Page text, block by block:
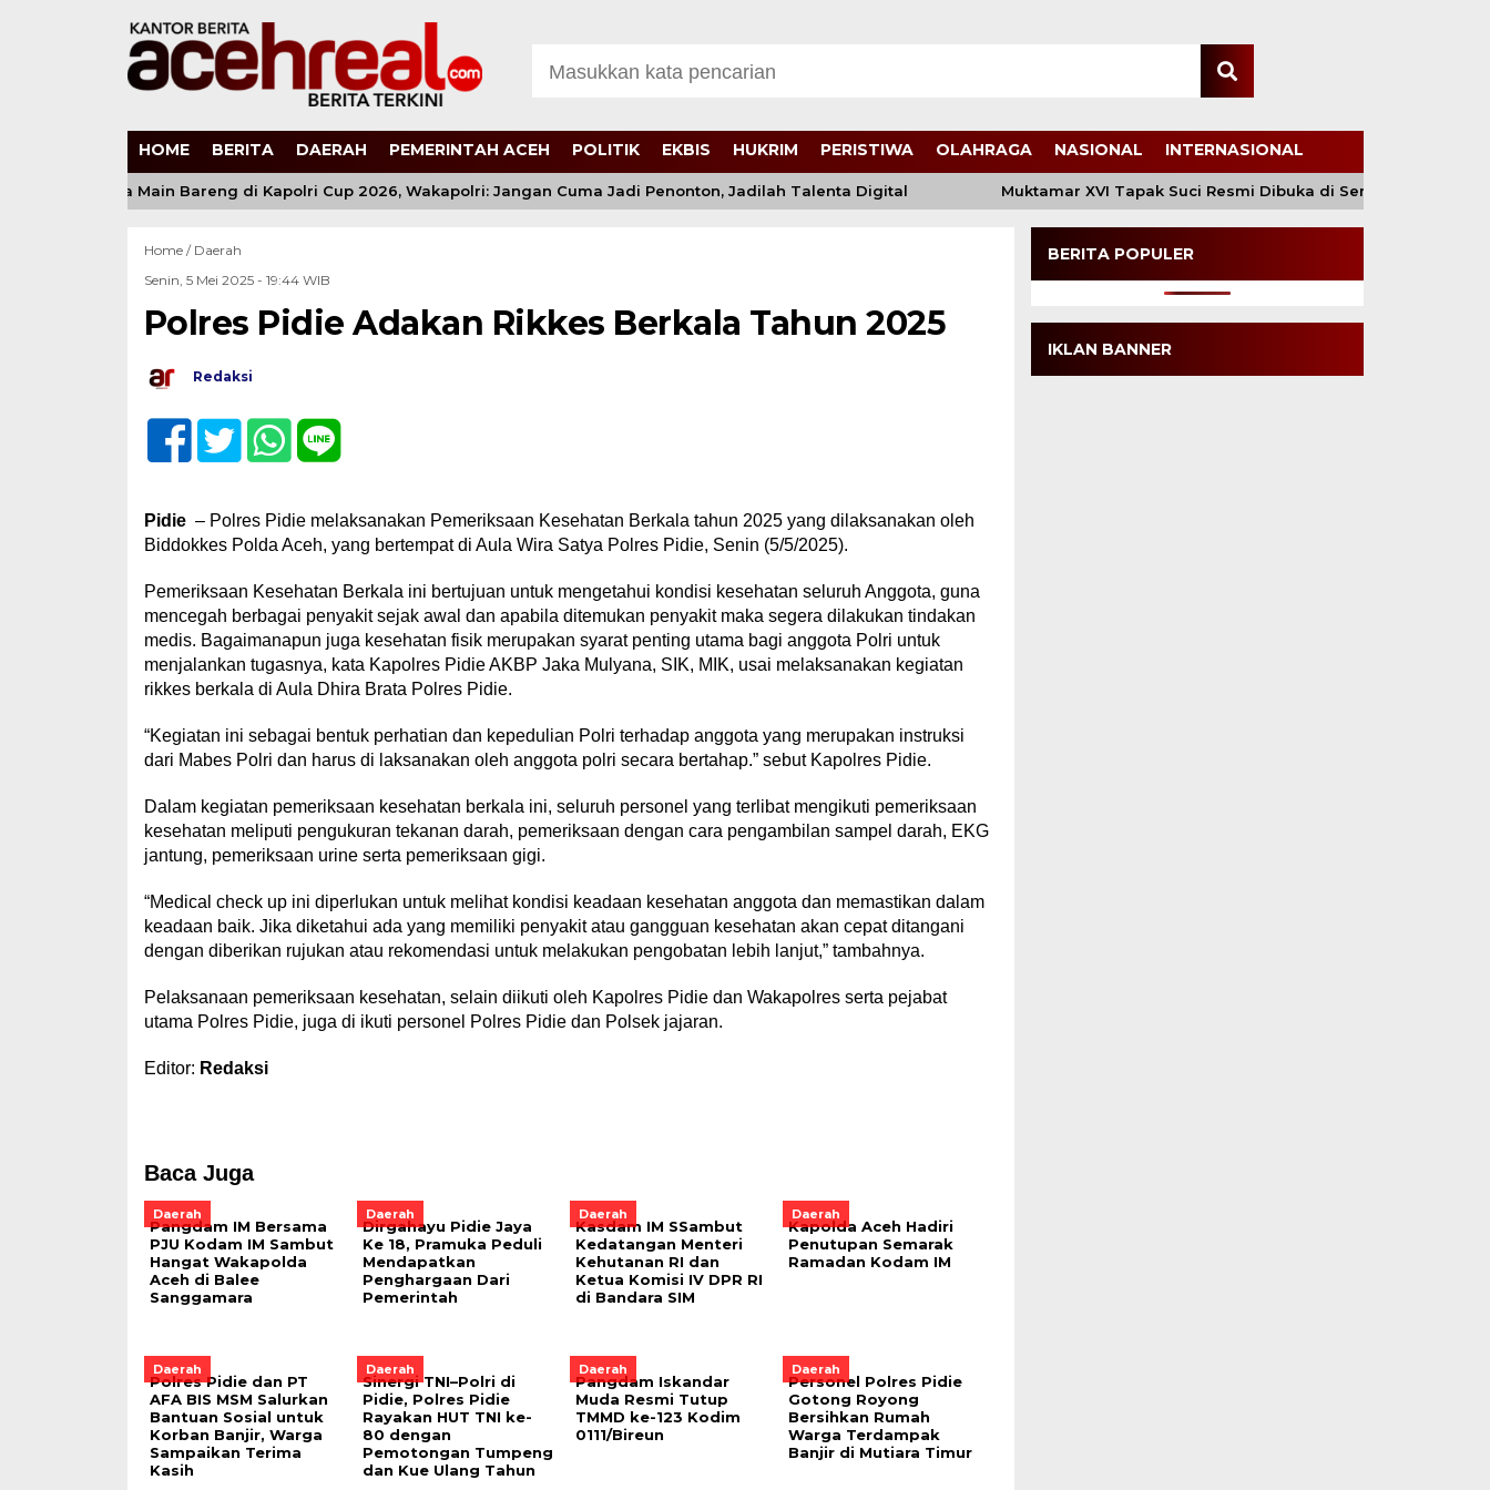
HOME BERITA DAERAH PEMERINTAH ACEH POLITIK EKBIS HUKRIM PERISTIWA OLAHRAGA NASIONAL INTERNASIONAL
Anak Muda Main Bareng di Kapolri Cup 2026, Wakapolri: Jangan Cuma Jadi Penonton, Jadilah Talenta Digital Muktamar XVI Tapak Suci Resmi Dibuka di Semarang,
Home / Daerah
Senin, 5 Mei 2025 - 19:44 WIB
Polres Pidie Adakan Rikkes Berkala Tahun 2025
Redaksi
Pidie– Polres Pidie melaksanakan Pemeriksaan Kesehatan Berkala tahun 2025 yang dilaksanakan oleh
Biddokkes Polda Aceh, yang bertempat di Aula Wira Satya Polres Pidie, Senin (5/5/2025).
Pemeriksaan Kesehatan Berkala ini bertujuan untuk mengetahui kondisi kesehatan seluruh Anggota, guna
mencegah berbagai penyakit sejak awal dan apabila ditemukan penyakit maka segera dilakukan tindakan
medis. Bagaimanapun juga kesehatan fisik merupakan syarat penting utama bagi anggota Polri untuk
menjalankan tugasnya, kata Kapolres Pidie AKBP Jaka Mulyana, SIK, MIK, usai melaksanakan kegiatan
rikkes berkala di Aula Dhira Brata Polres Pidie.
“Kegiatan ini sebagai bentuk perhatian dan kepedulian Polri terhadap anggota yang merupakan instruksi
dari Mabes Polri dan harus di laksanakan oleh anggota polri secara bertahap.” sebut Kapolres Pidie.
Dalam kegiatan pemeriksaan kesehatan berkala ini, seluruh personel yang terlibat mengikuti pemeriksaan
kesehatan meliputi pengukuran tekanan darah, pemeriksaan dengan cara pengambilan sampel darah, EKG
jantung, pemeriksaan urine serta pemeriksaan gigi.
“Medical check up ini diperlukan untuk melihat kondisi keadaan kesehatan anggota dan memastikan dalam
keadaan baik. Jika diketahui ada yang memiliki penyakit atau gangguan kesehatan akan cepat ditangani
dengan diberikan rujukan atau rekomendasi untuk melakukan pengobatan lebih lanjut,” tambahnya.
Pelaksanaan pemeriksaan kesehatan, selain diikuti oleh Kapolres Pidie dan Wakapolres serta pejabat
utama Polres Pidie, juga di ikuti personel Polres Pidie dan Polsek jajaran.
Editor: Redaksi
Baca Juga
Daerah
Pangdam IM Bersama
PJU Kodam IM Sambut
Hangat Wakapolda
Aceh di Balee
Sanggamara
Daerah
Dirgahayu Pidie Jaya
Ke 18, Pramuka Peduli
Mendapatkan
Penghargaan Dari
Pemerintah
Daerah
Kasdam IM SSambut
Kedatangan Menteri
Kehutanan RI dan
Ketua Komisi IV DPR RI
di Bandara SIM
Daerah
Kapolda Aceh Hadiri
Penutupan Semarak
Ramadan Kodam IM
Daerah
Polres Pidie dan PT
AFA BIS MSM Salurkan
Bantuan Sosial untuk
Korban Banjir, Warga
Sampaikan Terima
Kasih
Daerah
Sinergi TNI–Polri di
Pidie, Polres Pidie
Rayakan HUT TNI ke-
80 dengan
Pemotongan Tumpeng
dan Kue Ulang Tahun
Daerah
Pangdam Iskandar
Muda Resmi Tutup
TMMD ke-123 Kodim
0111/Bireun
Daerah
Personel Polres Pidie
Gotong Royong
Bersihkan Rumah
Warga Terdampak
Banjir di Mutiara Timur
BERITA POPULER
IKLAN BANNER